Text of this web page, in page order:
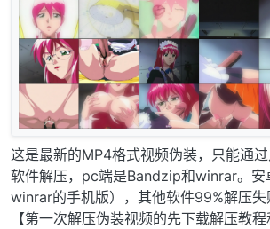
这是最新的MP4格式视频伪装，只能通
软件解压，pc端是Bandzip和winrar。安
winrar的手机版），其他软件99%解压失
【第一次解压伪装视频的先下载解压教程